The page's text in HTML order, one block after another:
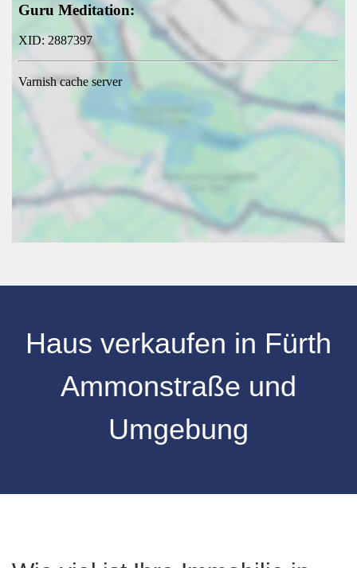
Haus verkaufen in Fürth
Ammonstraße und
Umgebung